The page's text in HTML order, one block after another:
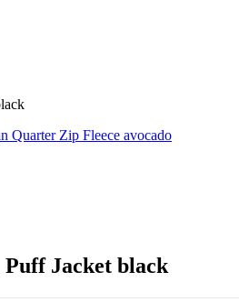
Quarter Zip Fleece avocado
Jacket black